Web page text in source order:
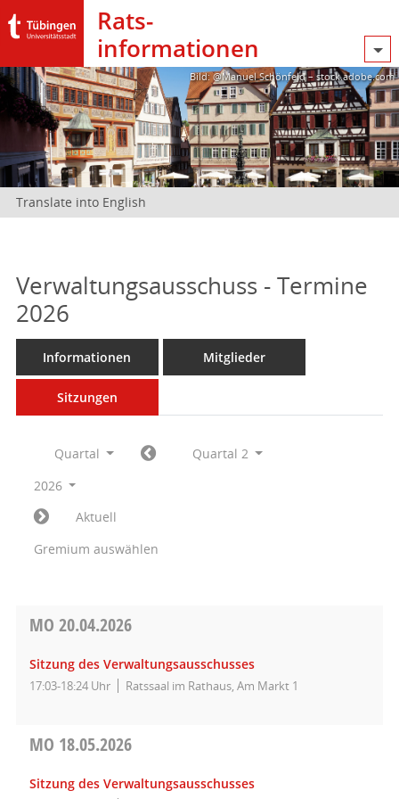
Rats­
informationen
Bild: @Manuel Schönfeld – stock.adobe.com
Translate into English
Verwaltungsausschuss - Termine
2026
Informationen Mitglieder
Sitzungen
Quartal
Quartal 2
2026
Aktuell
Gremium auswählen
MO 20.04.2026
Sitzung des Verwaltungsausschusses
17:03-18:24 Uhr Ratssaal im Rathaus, Am Markt 1
MO 18.05.2026
Sitzung des Verwaltungsausschusses